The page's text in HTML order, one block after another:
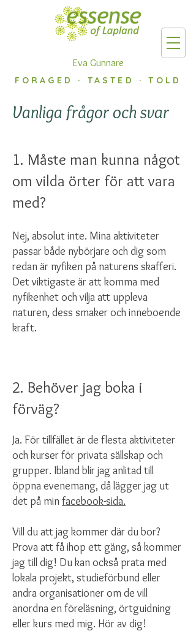
Eva Gunnare
FORAGED · TASTED · TOLD
Vanliga frågor och svar
1. Måste man kunna något
om vilda örter för att vara
med?
Nej, absolut inte. Mina aktiviteter
passar både nybörjare och dig som
redan är nyfiken på naturens skafferi.
Det viktigaste är att komma med
nyfikenhet och vilja att uppleva
naturen, dess smaker och inneboende
kraft.
2. Behöver jag boka i
förväg?
Ja. För tillfället är de flesta aktiviteter
och kurser för privata sällskap och
grupper. Ibland blir jag anlitad till
öppna evenemang, då lägger jag ut
det på minfacebook-sida.
Vill du att jag kommer där du bor?
Prova att få ihop ett gäng, så kommer
jag till dig! Du kan också prata med
lokala projekt, studieförbund eller
andra organisationer om de vill
anordna en föreläsning, örtguidning
eller kurs med mig. Hör av dig!